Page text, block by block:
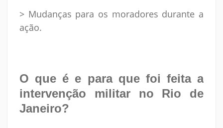
> Mudanças para os moradores durante a
ação.
O que é e para que foi feita a
intervenção militar no Rio de
Janeiro?